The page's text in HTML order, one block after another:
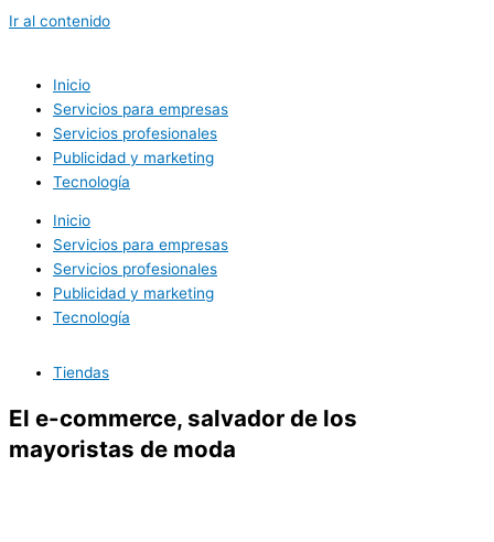
Ir al contenido
Inicio
Servicios para empresas
Servicios profesionales
Publicidad y marketing
Tecnología
Inicio
Servicios para empresas
Servicios profesionales
Publicidad y marketing
Tecnología
Tiendas
El e-commerce, salvador de los
mayoristas de moda